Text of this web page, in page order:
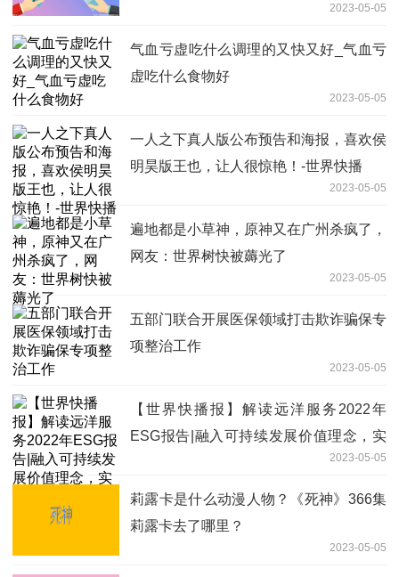
2023-05-05
气血亏虚吃什么调理的又快又好_气血亏
虚吃什么食物好
2023-05-05
一人之下真人版公布预告和海报，喜欢侯
明昊版王也，让人很惊艳！-世界快播
2023-05-05
遍地都是小草神，原神又在广州杀疯了，
网友：世界树快被薅光了
2023-05-05
五部门联合开展医保领域打击欺诈骗保专
项整治工作
2023-05-05
【世界快播报】解读远洋服务2022年
ESG报告|融入可持续发展价值理念，实
2023-05-05
莉露卡是什么动漫人物？《死神》366集
莉露卡去了哪里？
2023-05-05